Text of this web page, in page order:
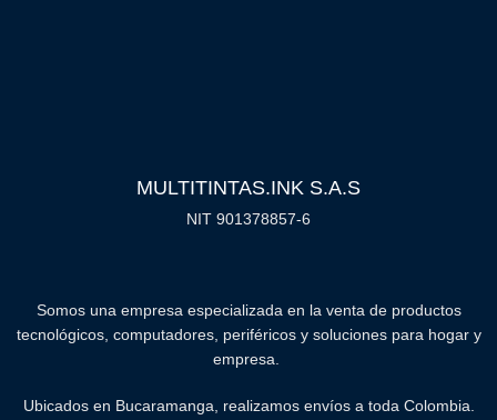
MULTITINTAS.INK S.A.S
NIT 901378857-6
Somos una empresa especializada en la venta de productos
tecnológicos, computadores, periféricos y soluciones para hogar y
empresa.
Ubicados en Bucaramanga, realizamos envíos a toda Colombia.